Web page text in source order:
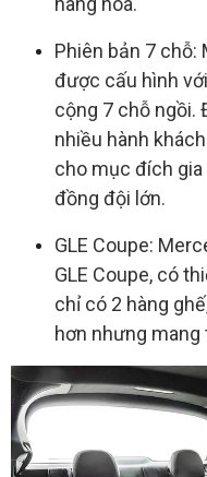
Phiên bản 7 chỗ:
được cấu hình
cộng 7 chỗ ngồi.
nhiều hành
cho mục đích
đồng đội lớn.
GLE Coupe:
GLE Coupe, có
chỉ có 2 hàng
hơn nhưng mang